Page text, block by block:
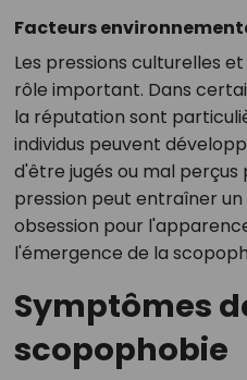
Facteurs
Les pressions culturelles
rôle important. Dans
la réputation sont
individus peuvent
d'être jugés ou mal
pression peut entraîner un
obsession pour
l'émergence de la
Symptômes
scopophobie